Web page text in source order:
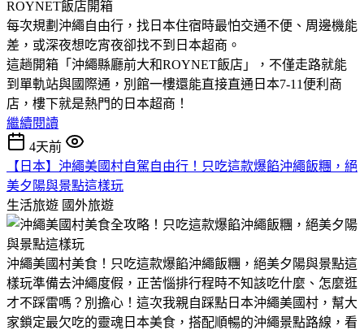
ROYNET飯店開箱
​每次規劃沖繩自由行，找日本住宿時最怕交通不便、周邊機能
差，或深夜想吃宵夜卻找不到日本超商。
​這趟開箱「沖繩縣廳前大和ROYNET飯店」，不僅走路就能
到單軌站與國際通，別館一樓還能直接直通日本7-11便利商
店，樓下就是熱門的日本超商！
繼續閱讀
4天前
【日本】沖繩美國村自駕自由行！只吃這款爆餡沖繩飯糰，絕
美夕陽與景點這樣玩
生活旅遊 國外旅遊
沖繩美國村美食！只吃這款爆餡沖繩飯糰，絕美夕陽與景點這
樣玩​準備去沖繩度假，正苦惱排行程時不知該吃什麼、怎麼逛
才不踩雷嗎？​別擔心！這次我親自踩點日本沖繩美國村，幫大
家鎖定最欠吃的靈魂日本美食，搭配順暢的沖繩景點路線，看